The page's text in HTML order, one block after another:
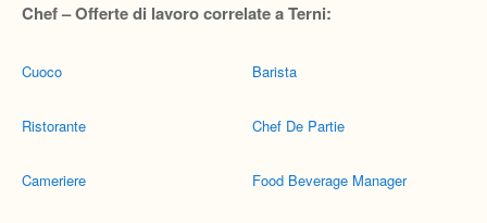
Chef – Offerte di lavoro correlate a Terni:
Cuoco
Ristorante
Cameriere
Barista
Chef De Partie
Food Beverage Manager